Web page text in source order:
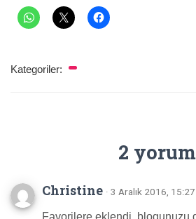
Kategoriler:
2 yorum
Christine · 3 Aralık 2016, 15:27
Favorilere eklendi, blogunuzu